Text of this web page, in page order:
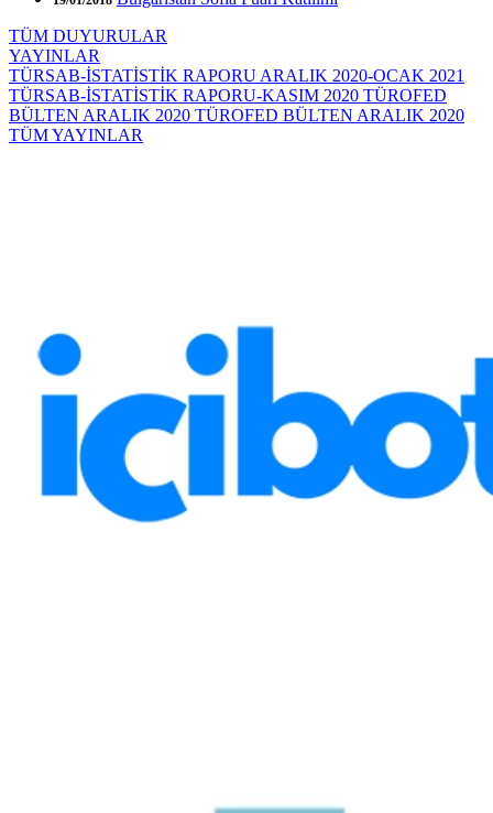
TÜM DUYURULAR
YAYINLAR
TÜRSAB-İSTATİSTİK RAPORU ARALIK 2020-OCAK 2021
TÜRSAB-İSTATİSTİK RAPORU-KASIM 2020 TÜROFED
BÜLTEN ARALIK 2020 TÜROFED BÜLTEN ARALIK 2020
TÜM YAYINLAR